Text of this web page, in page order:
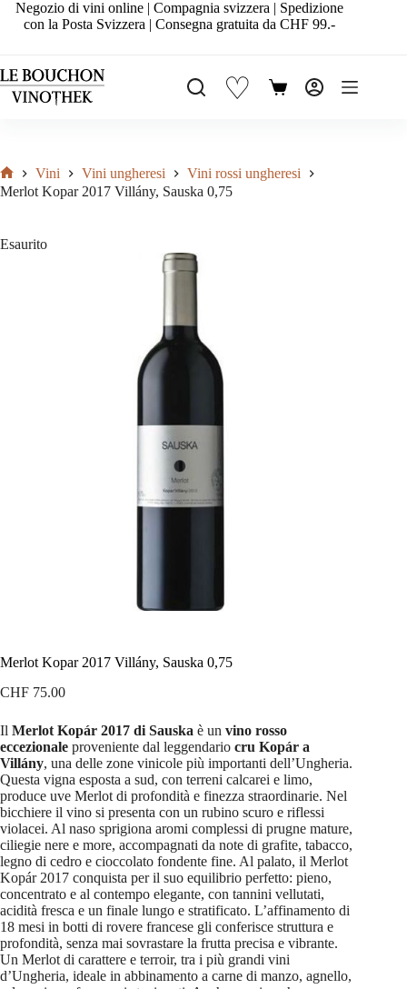
SaltaNegozio di vini online | Compagnia svizzera | Spedizione
con la Posta Svizzera | Consegna gratuita da CHF 99.-
♡ Carrello
Home
Vini Vini ungheresi
Vini rossi ungheresi
Merlot Kopar 2017 Villány, Sauska 0,75
Merlot Kopar 2017 Villány, Sauska 0,75
CHF 75.00
Il Merlot Kopár 2017 di Sauska è un vino rosso
eccezionale proveniente dal leggendario cru Kopár a
Villány, una delle zone vinicole più importanti dell’Ungheria.
Questa vigna esposta a sud, con terreni calcarei e limo,
produce uve Merlot di profondità e finezza straordinarie. Nel
bicchiere il vino si presenta con un rubino scuro e riflessi
violacei. Al naso sprigiona aromi complessi di prugne mature,
ciliegie nere e more, accompagnati da note di grafite, tabacco,
legno di cedro e cioccolato fondente fine. Al palato, il Merlot
Kopár 2017 conquista per il suo equilibrio perfetto: pieno,
concentrato e al contempo elegante, con tannini vellutati,
acidità fresca e un finale lungo e stratificato. L’affinamento di
18 mesi in botti di rovere francese gli conferisce struttura e
profondità, senza mai sovrastare la frutta precisa e vibrante.
Un Merlot di carattere e terroir, tra i più grandi vini
d’Ungheria, ideale in abbinamento a carne di manzo, agnello,